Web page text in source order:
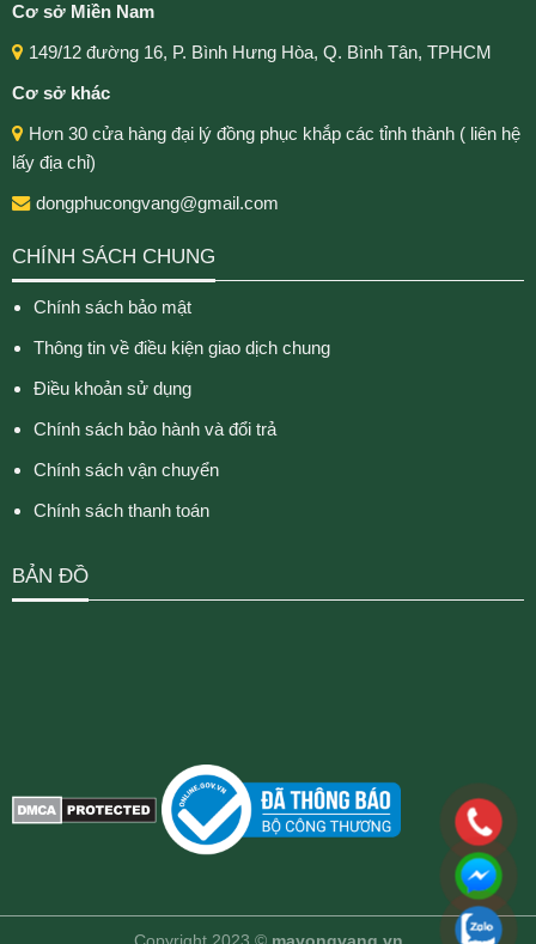
Cơ sở Miền Nam
149/12 đường 16, P. Bình Hưng Hòa, Q. Bình Tân, TPHCM
Cơ sở khác
Hơn 30 cửa hàng đại lý đồng phục khắp các tỉnh thành ( liên hệ
lấy địa chỉ)
dongphucongvang@gmail.com
CHÍNH SÁCH CHUNG
Chính sách bảo mật
Thông tin về điều kiện giao dịch chung
Điều khoản sử dụng
Chính sách bảo hành và đổi trả
Chính sách vận chuyển
Chính sách thanh toán
BẢN ĐỒ